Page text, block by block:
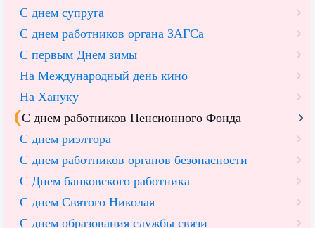
С днем супруга
С днем работников органа ЗАГСа
С первым Днем зимы
На Международный день кино
На Хануку
С днем работников Пенсионного Фонда
С днем риэлтора
С днем работников органов безопасности
С Днем банковского работника
С днем Святого Николая
С днем образования службы связи